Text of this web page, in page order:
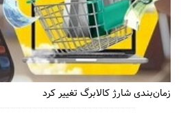
زمان‌بندی شارژ کالابرگ تغییر کرد